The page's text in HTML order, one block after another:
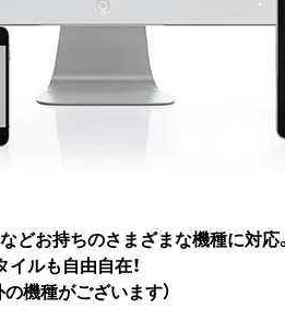
どお持ちのさまざまな機種に対応
イルも自由自在！
の機種がございます）